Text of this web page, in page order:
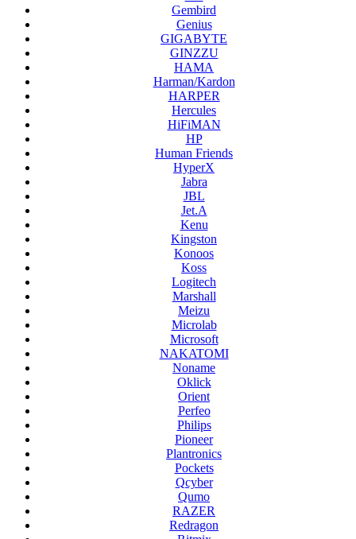
Gembird
Genius
GIGABYTE
GINZZU
HAMA
Harman/Kardon
HARPER
Hercules
HiFiMAN
HP
Human Friends
HyperX
Jabra
JBL
Jet.A
Kenu
Kingston
Konoos
Koss
Logitech
Marshall
Meizu
Microlab
Microsoft
NAKATOMI
Noname
Oklick
Orient
Perfeo
Philips
Pioneer
Plantronics
Pockets
Qcyber
Qumo
RAZER
Redragon